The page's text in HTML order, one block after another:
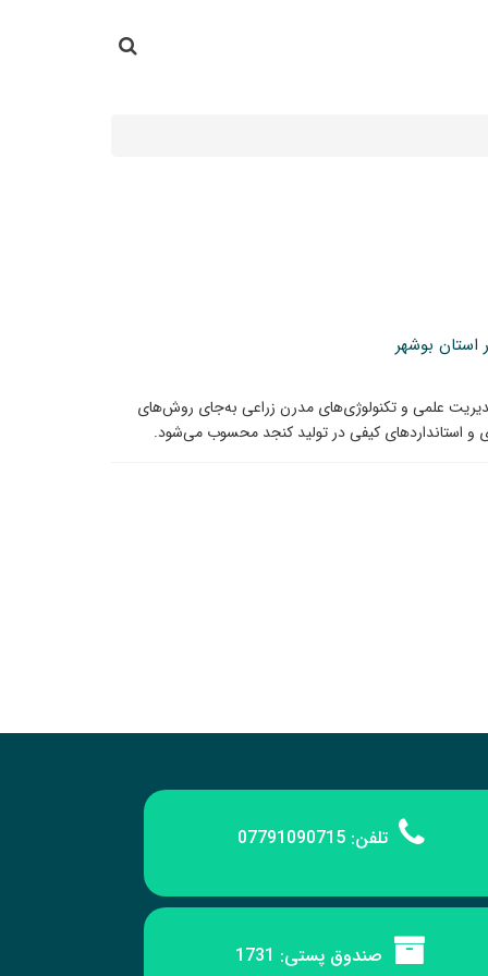
جستجو
استان بوشهر
علمی و تکنولوژی‌های مدرن زراعی به‌جای روش‌های
و استانداردهای کیفی در تولید کنجد محسوب می‌شود.
تلفن:07791090715
صندوق پستی: 1731